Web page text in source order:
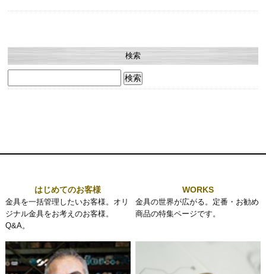
検索
索:
はじめてのお客様
金具を一括管理したいお客様。オリ
ジナル金具をお考えのお客様。
Q&A。
WORKS
金具の世界が広がる。定番・お勧め
商品の特集ページです。